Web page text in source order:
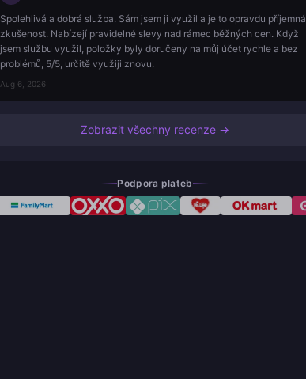
Spolehlivá a dobrá služba. Sám jsem ji využil a je to opravdu příjemná
zkušenost. Nabízejí pravidelné slevy nad rámec běžných cen. Když
jsem službu využil, položky byly doručeny na můj účet rychle a bez
problémů, 5/5, určitě využiji znovu.
Aug 6, 2026
Zobrazit všechny recenze →
Podpora plateb